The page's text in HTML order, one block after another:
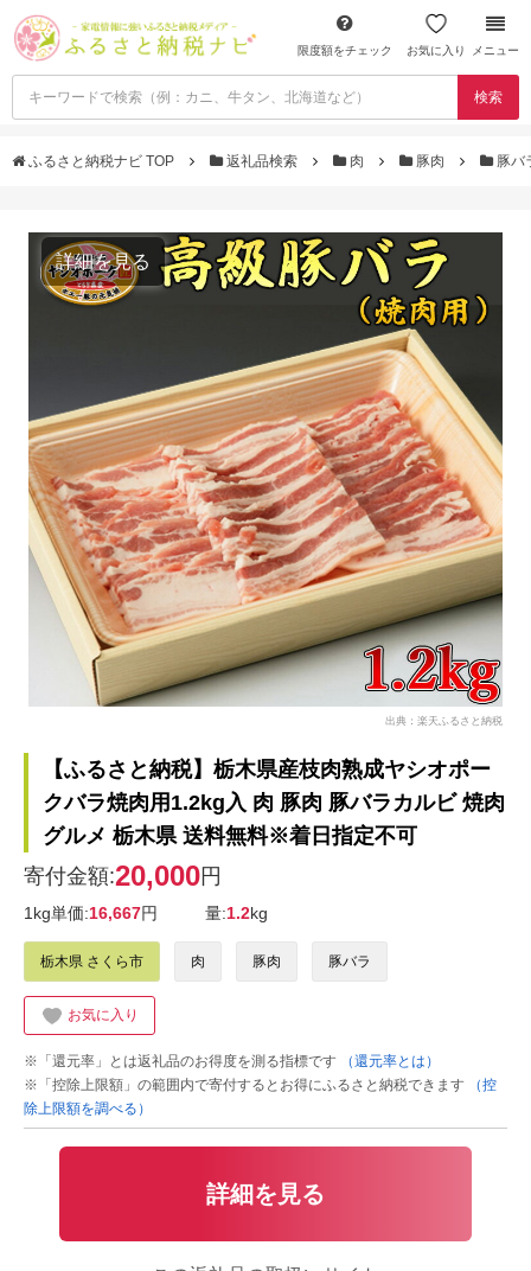
限度額をチェック お気に入り メニュー
検索
ふるさと納税ナビ TOP 返礼品検索 肉 豚肉 豚バ
詳細を見る
出典：楽天ふるさと納税
【ふるさと納税】栃木県産枝肉熟成ヤシオポー
クバラ焼肉用1.2kg入 肉 豚肉 豚バラカルビ 焼肉
グルメ 栃木県 送料無料※着日指定不可
寄付金額:20,000円
1kg単価:16,667円 量:1.2kg
栃木県 さくら市 肉 豚肉 豚バラ
お気に入り
※「還元率」とは返礼品のお得度を測る指標です
（還元率とは）
※「控除上限額」の範囲内で寄付するとお得にふるさと納税できます
（控
除上限額を調べる）
詳細を見る